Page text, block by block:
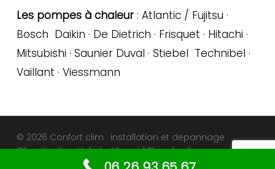
Les pompes à chaleur: Atlantic / Fujitsu ·
Bosch Daikin · De Dietrich · Frisquet · Hitachi ·
Mitsubishi · Saunier Duval · Stiebel Technibel ·
Vaillant · Viessmann
© 2026 Confort clim : installation et depannage
Climatisation Val-de-Marne. |Plan du site